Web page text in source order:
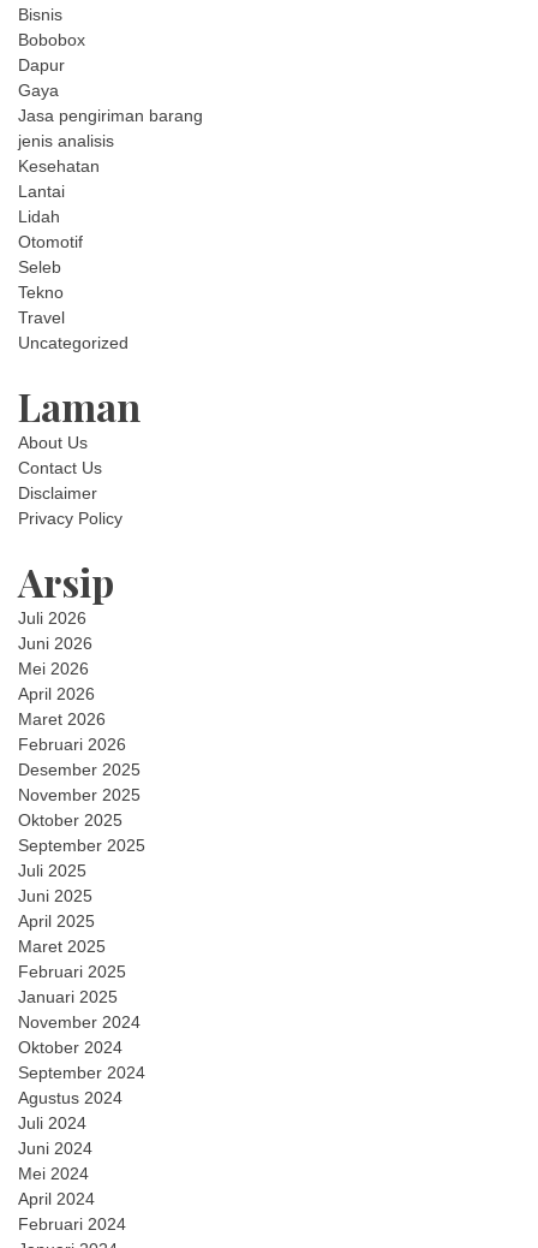
Bisnis
Bobobox
Dapur
Gaya
Jasa pengiriman barang
jenis analisis
Kesehatan
Lantai
Lidah
Otomotif
Seleb
Tekno
Travel
Uncategorized
Laman
About Us
Contact Us
Disclaimer
Privacy Policy
Arsip
Juli 2026
Juni 2026
Mei 2026
April 2026
Maret 2026
Februari 2026
Desember 2025
November 2025
Oktober 2025
September 2025
Juli 2025
Juni 2025
April 2025
Maret 2025
Februari 2025
Januari 2025
November 2024
Oktober 2024
September 2024
Agustus 2024
Juli 2024
Juni 2024
Mei 2024
April 2024
Februari 2024